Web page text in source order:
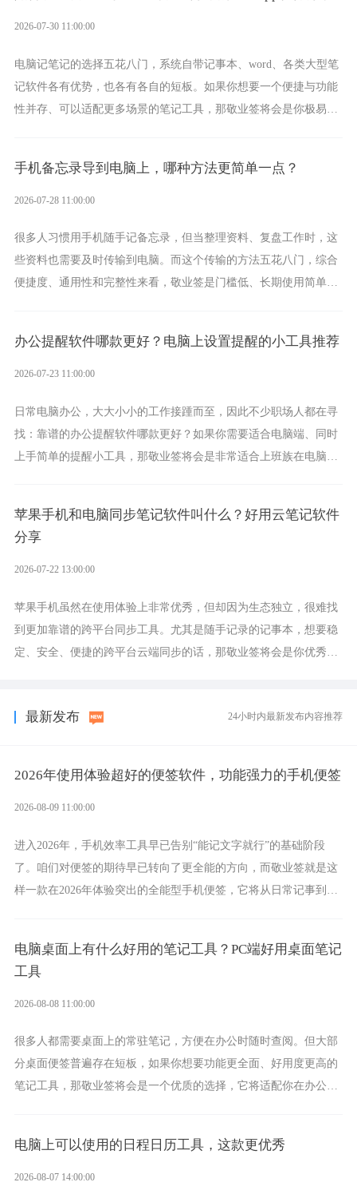
2026-07-30 11:00:00
电脑记笔记的选择五花八门，系统自带记事本、word、各类大型笔
记软件各有优势，也各有各自的短板。如果你想要一个便捷与功能
性并存、可以适配更多场景的笔记工具，那敬业签将会是你极易上
手机备忘录导到电脑上，哪种方法更简单一点？
2026-07-28 11:00:00
很多人习惯用手机随手记备忘录，但当整理资料、复盘工作时，这
些资料也需要及时传输到电脑。而这个传输的方法五花八门，综合
便捷度、通用性和完整性来看，敬业签是门槛低、长期使用简单的
办公提醒软件哪款更好？电脑上设置提醒的小工具推荐
2026-07-23 11:00:00
日常电脑办公，大大小小的工作接踵而至，因此不少职场人都在寻
找：靠谱的办公提醒软件哪款更好？如果你需要适合电脑端、同时
上手简单的提醒小工具，那敬业签将会是非常适合上班族在电脑上
苹果手机和电脑同步笔记软件叫什么？好用云笔记软件
分享
2026-07-22 13:00:00
苹果手机虽然在使用体验上非常优秀，但却因为生态独立，很难找
到更加靠谱的跨平台同步工具。尤其是随手记录的记事本，想要稳
定、安全、便捷的跨平台云端同步的话，那敬业签将会是你优秀的
最新发布 24小时内最新发布内容推荐
2026年使用体验超好的便签软件，功能强力的手机便签
2026-08-09 11:00:00
进入2026年，手机效率工具早已告别“能记文字就行”的基础阶段
了。咱们对便签的期待早已转向了更全能的方向，而敬业签就是这
样一款在2026年体验突出的全能型手机便签，它将从日常记事到时
电脑桌面上有什么好用的笔记工具？PC端好用桌面笔记
工具
2026-08-08 11:00:00
很多人都需要桌面上的常驻笔记，方便在办公时随时查阅。但大部
分桌面便签普遍存在短板，如果你想要功能更全面、好用度更高的
笔记工具，那敬业签将会是一个优质的选择，它将适配你在办公、
电脑上可以使用的日程日历工具，这款更优秀
2026-08-07 14:00:00